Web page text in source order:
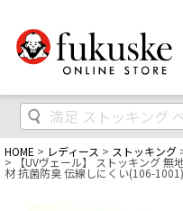
HOME レディース ストッキング
【UVヴェール】 ストッキング
材 抗菌防臭 伝線しにくい(106-1001)